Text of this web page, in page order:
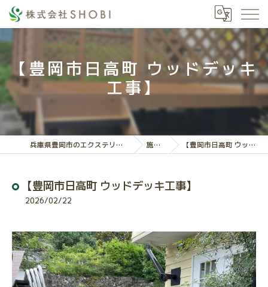
【豊岡市日高町 ウッドデッキ
工事】
兵庫県豊岡市のエクステリアなら株式会社SHOBI 施工実績 【豊岡市日高町 ウッドデッキ工事】
【豊岡市日高町 ウッドデッキ工事】
2026/02/22